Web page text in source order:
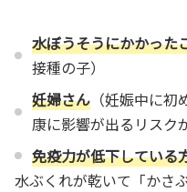
水ぼうそうにかかった
接種の子）
妊婦さん （妊娠中に
康に影響が出るリスク
免疫力が低下している
水ぶくれが乾いて「かさ